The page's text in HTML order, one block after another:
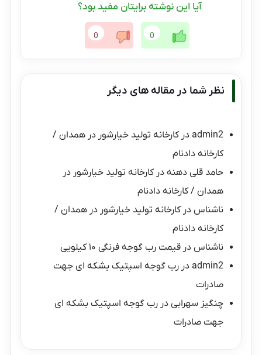
آیا این نوشته برایتان مفید بود؟
0
0
نظر شما در مقاله های دیگر
admin2 درکارخانه تولید خیارشور در همدان /
کارخانه دادنام
حامد قلی دهنه درکارخانه تولید خیارشور در
همدان / کارخانه دادنام
ناشناس درکارخانه تولید خیارشور در همدان /
کارخانه دادنام
ناشناس درقیمت رب گوجه فرنگی ۱۰ کیلویی
admin2 دررب گوجه اسپتیک بشکه ای جهت
صادرات
چنگیز سهرابی دررب گوجه اسپتیک بشکه ای
جهت صادرات